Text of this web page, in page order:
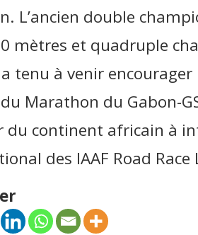
L’ancien double
mètres et quadruple
tenu à venir
Marathon du Gabon-
du continent africain à
des IAAF Road